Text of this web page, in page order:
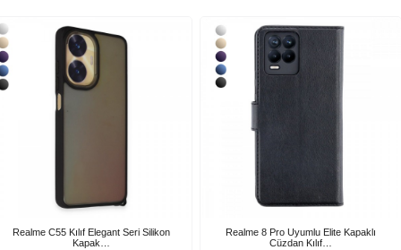
Realme C55 Kılıf Elegant Seri Silikon
Kapak…
Realme 8 Pro Uyumlu Elite Kapaklı
Cüzdan Kılıf…